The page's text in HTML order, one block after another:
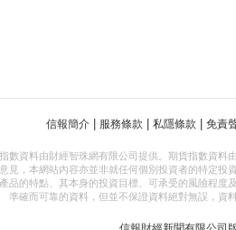
信報簡介 服務條款 私隱條款 免責
數資料由財經智珠網有限公司提供。期貨指數資料
見，本網站內容亦並非就任何個別投資者的特定
品的特點、其本身的投資目標、可承受的風險程
準確而可靠的資料，但並不保證資料絕對無誤，資